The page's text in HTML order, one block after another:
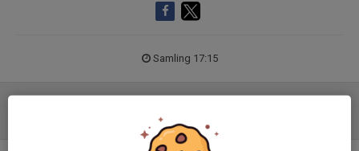
Samling 17:15